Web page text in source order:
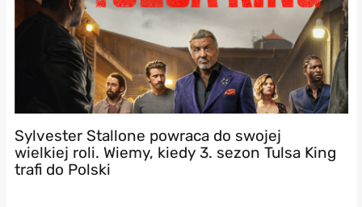
Sylvester Stallone powraca do swojej
wielkiej roli. Wiemy, kiedy 3. sezon Tulsa King
trafi do Polski